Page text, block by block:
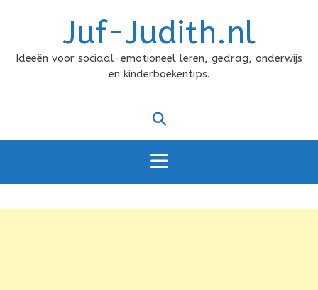
Juf-Judith.nl
Ideeën voor sociaal-emotioneel leren, gedrag, onderwijs
en kinderboekentips.